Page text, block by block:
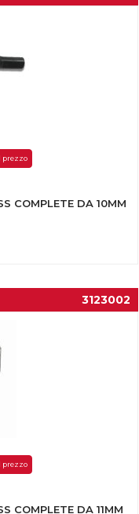
prezzo
COMPLETE DA 10MM
3123002
prezzo
COMPLETE DA 11MM